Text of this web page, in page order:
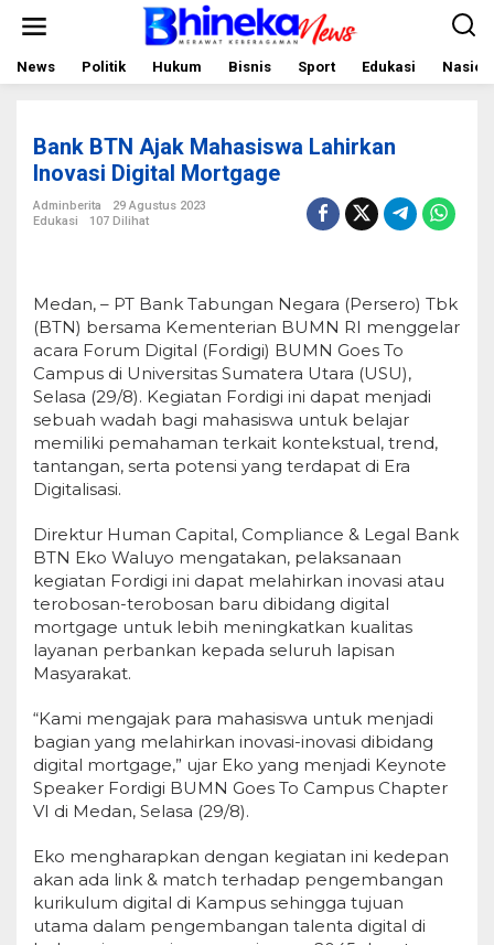
News Politik Hukum Bisnis Sport Edukasi
Bank BTN Ajak Mahasiswa Lahirkan
Inovasi Digital Mortgage
Adminberita
29 Agustus 2023
Edukasi
107 Dilihat
Medan, – PT Bank Tabungan Negara (Persero) Tbk
(BTN) bersama Kementerian BUMN RI menggelar
acara Forum Digital (Fordigi) BUMN Goes To
Campus di Universitas Sumatera Utara (USU),
Selasa (29/8). Kegiatan Fordigi ini dapat menjadi
sebuah wadah bagi mahasiswa untuk belajar
memiliki pemahaman terkait kontekstual, trend,
tantangan, serta potensi yang terdapat di Era
Digitalisasi.
Direktur Human Capital, Compliance & Legal Bank
BTN Eko Waluyo mengatakan, pelaksanaan
kegiatan Fordigi ini dapat melahirkan inovasi atau
terobosan-terobosan baru dibidang digital
mortgage untuk lebih meningkatkan kualitas
layanan perbankan kepada seluruh lapisan
Masyarakat.
“Kami mengajak para mahasiswa untuk menjadi
bagian yang melahirkan inovasi-inovasi dibidang
digital mortgage,” ujar Eko yang menjadi Keynote
Speaker Fordigi BUMN Goes To Campus Chapter
VI di Medan, Selasa (29/8).
Eko mengharapkan dengan kegiatan ini kedepan
akan ada link & match terhadap pengembangan
kurikulum digital di Kampus sehingga tujuan
utama dalam pengembangan talenta digital di